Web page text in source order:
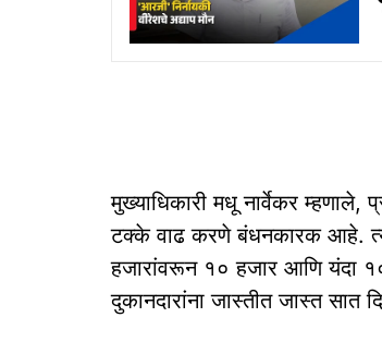
मुख्याधिकारी मधू नार्वेकर म्हणाले,
टक्के वाढ करणे बंधनकारक आहे.
हजारांवरून १० हजार आणि यंदा
दुकानदारांना जास्तीत जास्त सात